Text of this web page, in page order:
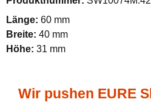
Länge: 60 mm
Breite: 40 mm
Höhe: 31 mm
Wir pushen EURE